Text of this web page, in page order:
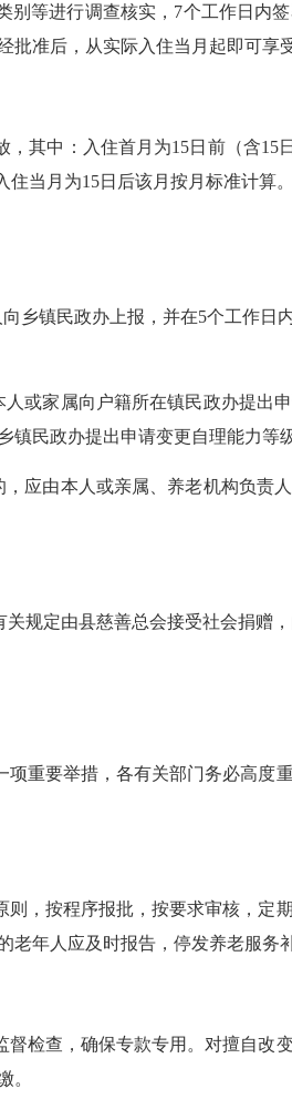
别等进行调查核实， 7个工作日内
准后，从实际入住当月起即可享
，其中：入住首月为15日前（含15
当月为15日后该月按月标准计
乡镇民政办上报，并在5个工作
或家属向户籍所在镇民政办提出
民政办提出申请变更自理能力等级
应由本人或亲属、养老机构负责
规定由县慈善总会接受社会捐赠，
重要举措，各有关部门务必高度
，按程序报批，按要求审核，定
年人应及时报告，停发养老服务补
检查，确保专款专用。对擅自改
。